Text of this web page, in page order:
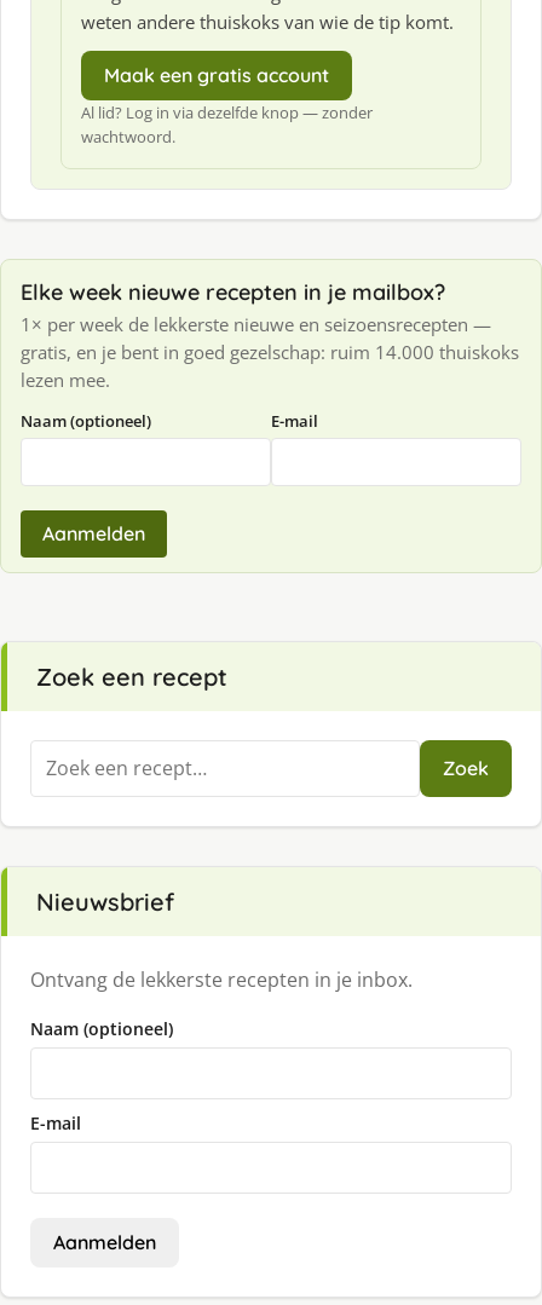
weten andere thuiskoks van wie de tip komt.
Maak een gratis account
Al lid? Log in via dezelfde knop — zonder
wachtwoord.
Elke week nieuwe recepten in je mailbox?
1× per week de lekkerste nieuwe en seizoensrecepten —
gratis, en je bent in goed gezelschap: ruim 14.000 thuiskoks
lezen mee.
Naam (optioneel) E-mail
Aanmelden
Zoek een recept
Zoeken
naar:
Zoek
Nieuwsbrief
Ontvang de lekkerste recepten in je inbox.
Naam (optioneel)
E-mail
Aanmelden